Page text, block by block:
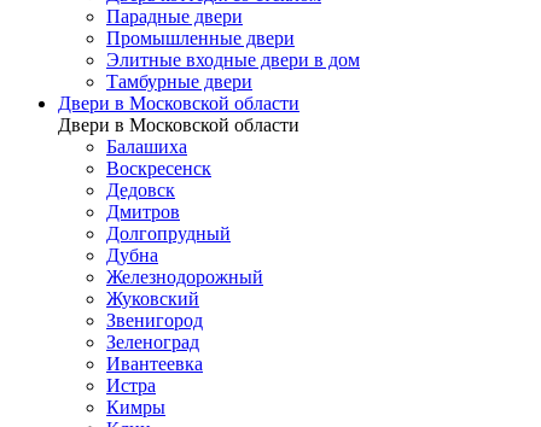
Парадные двери
Промышленные двери
Элитные входные двери в дом
Тамбурные двери
Двери в Московской области
Двери в Московской области
Балашиха
Воскресенск
Дедовск
Дмитров
Долгопрудный
Дубна
Железнодорожный
Жуковский
Звенигород
Зеленоград
Ивантеевка
Истра
Кимры